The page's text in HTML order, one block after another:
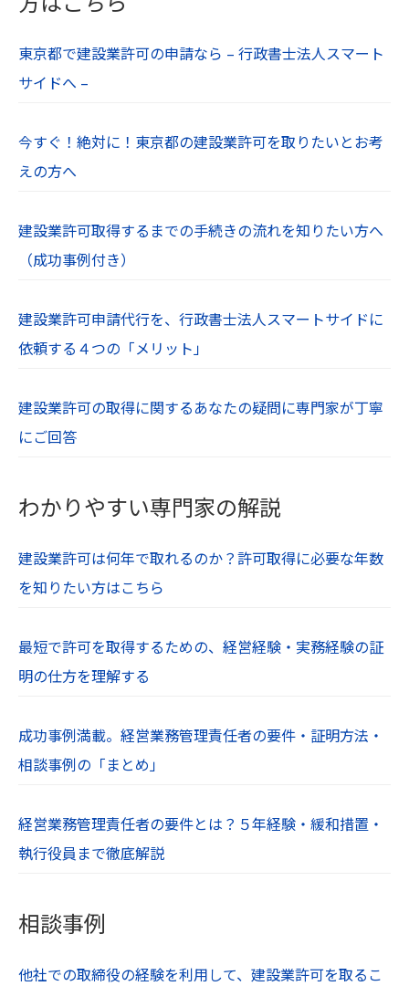
イルは、個人を特定するような情報は含んでおり
お使いのWebブラウザの設定により、cookieを無
効にすることも可能です。
【１０．プライバシーポリシーの制定日及び改定
制定：令和６年７月１日
【１１．免責事項】
当社Webサイトに掲載されている情報の正確性に
は万全を期していますが、利用者が当社Webサイ
の責任を負わないものとします。
当社は、利用者が当社Webサイトを利用したこと
与えた損害に関して、一切の責任を負わないもの
とします。
当社Webサイト内の文章や画像、すべてのコンテ
ンツは著作権・肖像権等により保護されていま
東京都で建設業許可の申請なら – 行政書士法人スマート
サイドへ –
今すぐ！絶対に！東京都の建設業許可を取りたいとお考
えの方へ
建設業許可取得するまでの手続きの流れを知りたい方へ
（成功事例付き）
建設業許可申請代行を、行政書士法人スマートサイドに
依頼する４つの「メリット」
建設業許可の取得に関するあなたの疑問に専門家が丁寧
にご回答
わかりやすい専門家の解説
建設業許可は何年で取れるのか？許可取得に必要な年数
を知りたい方はこちら
最短で許可を取得するための、経営経験・実務経験の証
明の仕方を理解する
成功事例満載。経営業務管理責任者の要件・証明方法・
相談事例の「まとめ」
経営業務管理責任者の要件とは？５年経験・緩和措置・
執行役員まで徹底解説
相談事例
他社での取締役の経験を利用して、建設業許可を取るこ